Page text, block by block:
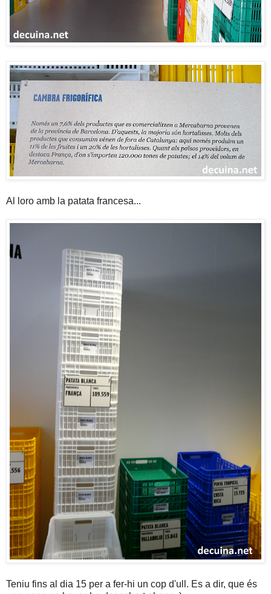
Al loro amb la patata francesa...
Teniu fins al dia 15 per a fer-hi un cop d'ull. Es a dir, que és